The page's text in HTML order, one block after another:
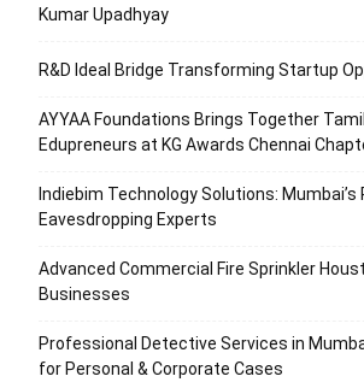
Kumar Upadhyay
R&D Ideal Bridge Transforming Startup
AYYAA Foundations Brings Together Tamil
Edupreneurs at KG Awards Chennai
Indiebim Technology Solutions: Mumbai’s
Eavesdropping Experts
Advanced Commercial Fire Sprinkler
Businesses
Professional Detective Services in
for Personal & Corporate Cases